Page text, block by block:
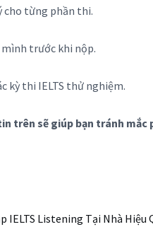
cho từng phần thi.
trước khi nộp.
kỳ thi IELTS thử nghiệm.
trên sẽ giúp bạn tránh mắc
IELTS Listening Tại Nhà Hiệu